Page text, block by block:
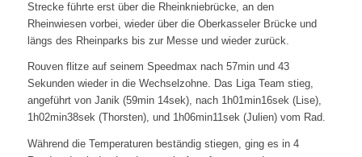
Strecke führte erst über die Rheinkniebrücke, an den
Rheinwiesen vorbei, wieder über die Oberkasseler Brücke und
längs des Rheinparks bis zur Messe und wieder zurück.
Rouven flitze auf seinem Speedmax nach 57min und 43
Sekunden wieder in die Wechselzohne. Das Liga Team stieg,
angeführt von Janik (59min 14sek), nach 1h01min16sek (Lise),
1h02min38sek (Thorsten), und 1h06min11sek (Julien) vom Rad.
Während die Temperaturen beständig stiegen, ging es in 4